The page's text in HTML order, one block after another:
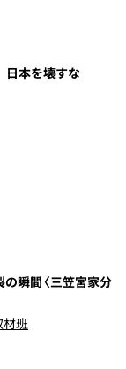
日本を壊すな
瞬間〈三笠宮家分
材班